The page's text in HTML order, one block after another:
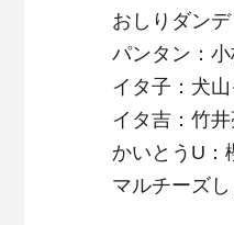
おしりダン
パンタン：
イタ子：犬山
イタ吉：竹
かいとうU：
マルチーズ